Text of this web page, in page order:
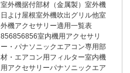
室外機据付部材（金属製）室外機
日よけ屋根室外機吹出グリル他室
外機アクセサリー適用一覧表
856856856室内機用アクセサリ
ー・パナソニックエアコン専用部
材・エアコン用フィルター室内機
用アクセサリーパナソニックエア